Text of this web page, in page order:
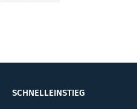
SCHNELLEINSTIEG